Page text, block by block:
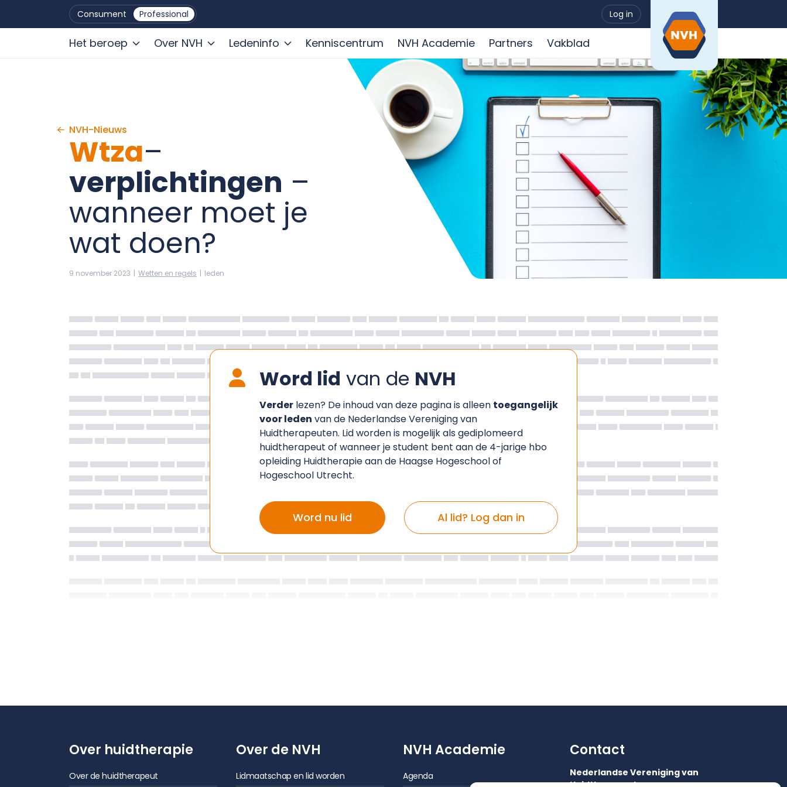
Consument Professional Log in
Het beroep Over NVH Ledeninfo Kenniscentrum NVH Academie Partners Vakblad
NVH-Nieuws
Wtza–
verplichtingen –
wanneer moet je
wat doen?
9 november 2023 | Wetten en regels | leden
Word lid van de NVH
Verder lezen? De inhoud van deze pagina is alleen toegangelijk
voor leden van de Nederlandse Vereniging van
Huidtherapeuten. Lid worden is mogelijk als gediplomeerd
huidtherapeut of wanneer je student bent aan de 4-jarige hbo
opleiding Huidtherapie aan de Haagse Hogeschool of
Hogeschool Utrecht.
Word nu lid Al lid? Log dan in
Over huidtherapie
Over de huidtherapeut
Over de NVH
Lidmaatschap en lid worden
NVH Academie
Agenda
Contact
Nederlandse Vereniging van
Huidtherapeuten